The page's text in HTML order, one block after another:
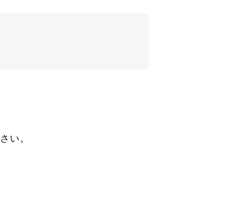
い。